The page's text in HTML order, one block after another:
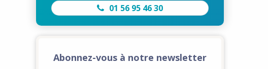
01 56 95 46 30
Abonnez-vous à notre newsletter